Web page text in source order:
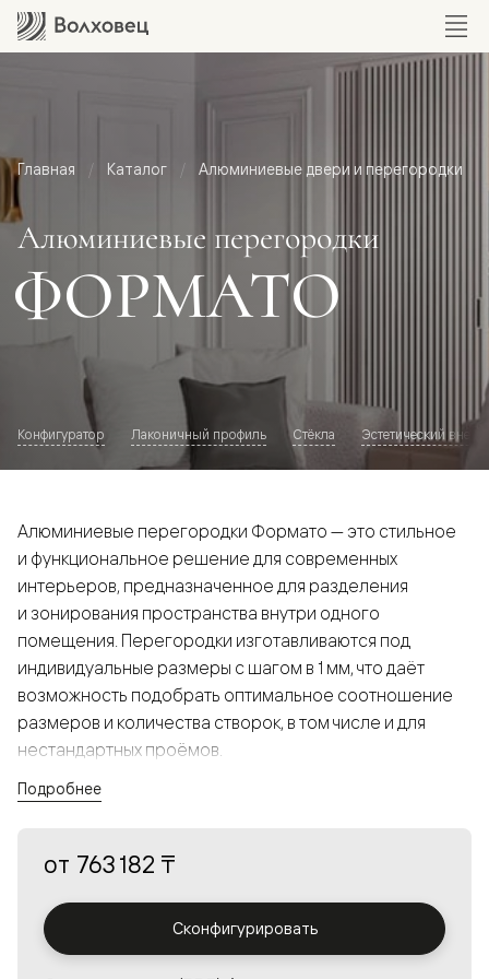
Главная Каталог Алюминиевые двери и перегородки
Алюминиевые перегородки
ФОРМАТО
Конфигуратор Лаконичный профиль Стёкла Эстетический
Алюминиевые перегородки Формато — это стильное
и функциональное решение для современных
интерьеров, предназначенное для разделения
и зонирования пространства внутри одного
помещения. Перегородки изготавливаются под
индивидуальные размеры с шагом в 1 мм, что даёт
возможность подобрать оптимальное соотношение
размеров и количества створок, в том числе и для
нестандартных проёмов.
а большой выбор вставок из стекла с различными
решения в интерьере и варьировать освещённость.
Подробнее
от 763 182 ₸
Сконфигурировать